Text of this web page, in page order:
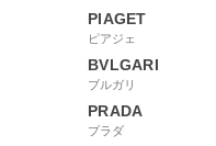
PIAGET
ピアジェ
BVLGARI
ブルガリ
PRADA
プラダ